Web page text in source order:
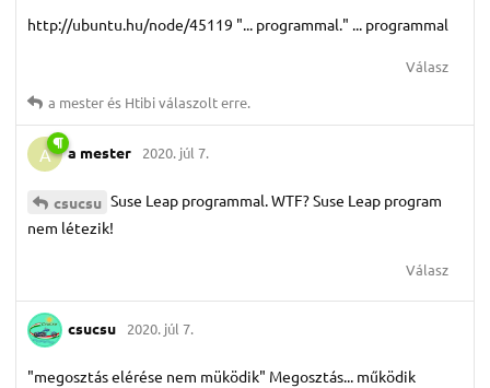
http://ubuntu.hu/node/45119 "... programmal." ... programmal
Válasz
a mesterés Htibiválaszolt erre.
A a mester 2020. júl 7.
csucsu Suse Leap programmal. WTF? Suse Leap program
nem létezik!
Válasz
csucsu 2020. júl 7.
"megosztás elérése nem müködik" Megosztás... működik